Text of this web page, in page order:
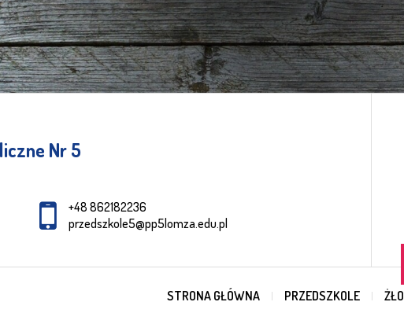
Nr 5
+48 862182236
przedszkole5@pp5lomza.edu.pl
STRONA GŁÓWNA PRZEDSZKOLE